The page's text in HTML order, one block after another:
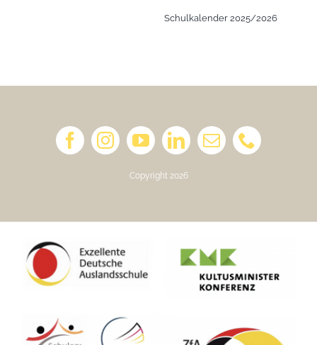
Schulkalender 2025/2026
Copyright 2026